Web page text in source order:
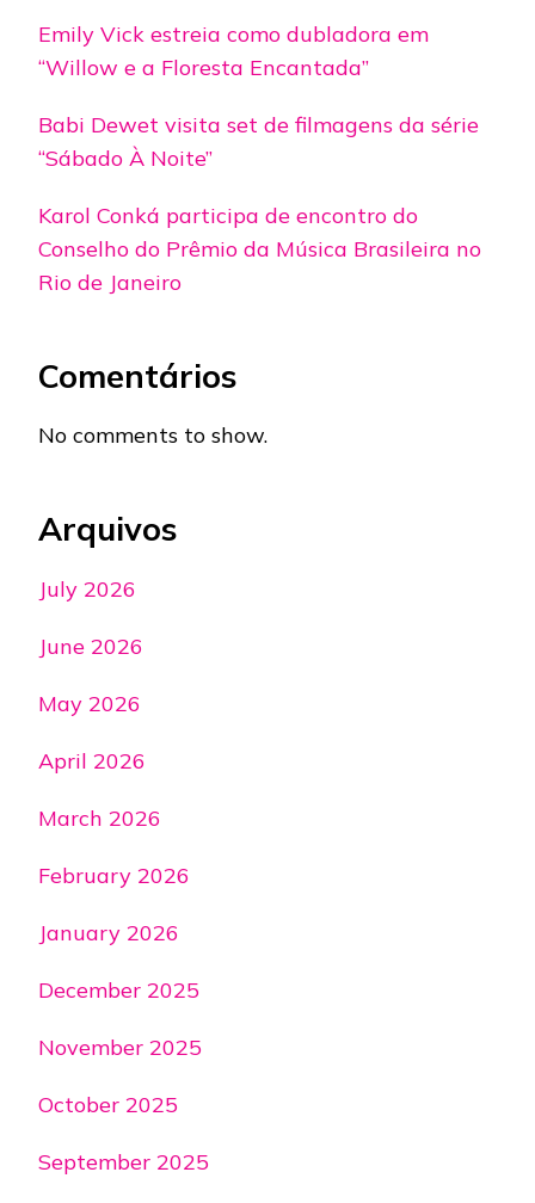
Emily Vick estreia como dubladora em
“Willow e a Floresta Encantada”
Babi Dewet visita set de filmagens da série
“Sábado À Noite”
Karol Conká participa de encontro do
Conselho do Prêmio da Música Brasileira no
Rio de Janeiro
Comentários
No comments to show.
Arquivos
July 2026
June 2026
May 2026
April 2026
March 2026
February 2026
January 2026
December 2025
November 2025
October 2025
September 2025